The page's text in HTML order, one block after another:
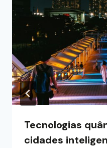
Tecnologias
cidades